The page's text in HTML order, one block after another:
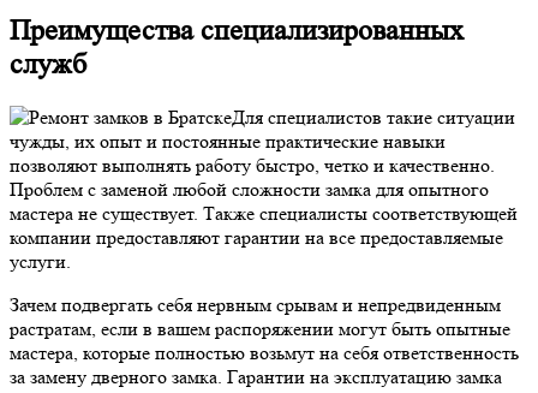
Преимущества специализированных
служб
Для специалистов такие ситуации
чужды, их опыт и постоянные практические навыки
позволяют выполнять работу быстро, четко и качественно.
Проблем с заменой любой сложности замка для опытного
мастера не существует. Также специалисты соответствующей
компании предоставляют гарантии на все предоставляемые
услуги.
Зачем подвергать себя нервным срывам и непредвиденным
растратам, если в вашем распоряжении могут быть опытные
мастера, которые полностью возьмут на себя ответственность
за замену дверного замка. Гарантии на эксплуатацию замка